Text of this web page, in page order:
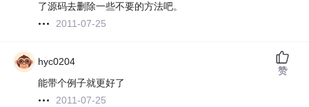
了源码去删除一些不要的方法吧。
2011-07-25
hyc0204
能带个例子就更好了
2011-07-25
赞